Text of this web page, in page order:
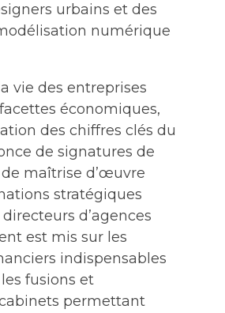
urbains et des
numérique
vie des entreprises
économiques,
des chiffres clés du
de signatures de
maîtrise d’œuvre
stratégiques
d’agences
est mis sur les
indispensables
fusions et
permettant